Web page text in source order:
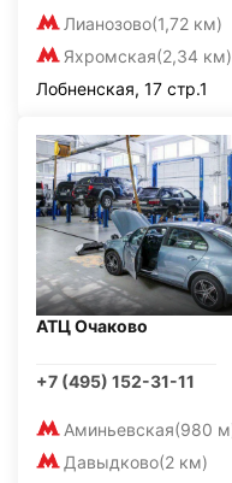
Лианозово(1,72 км)
Яхромская(2,34 км)
Лобненская, 17 стр.1
АТЦ Очаково
+7 (495) 152-31-11
Аминьевская(980
Давыдково(2 км)